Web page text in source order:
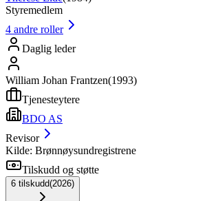
Styremedlem
4 andre roller
Daglig leder
William Johan Frantzen(1993)
Tjenesteytere
BDO AS
Revisor
Kilde: Brønnøysundregistrene
Tilskudd og støtte
6 tilskudd(2026)